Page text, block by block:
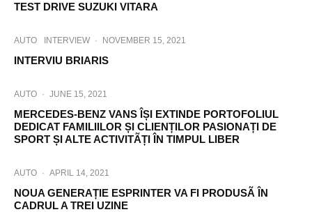
TEST DRIVE SUZUKI VITARA
AUTO INTERVIEW · NOVEMBER 15, 2021
INTERVIU BRIARIS
AUTO · JUNE 15, 2021
MERCEDES-BENZ VANS ÎȘI EXTINDE PORTOFOLIUL
DEDICAT FAMILIILOR ȘI CLIENȚILOR PASIONAȚI DE
SPORT ȘI ALTE ACTIVITÃȚI ÎN TIMPUL LIBER
AUTO · APRIL 14, 2021
NOUA GENERAȚIE ESPRINTER VA FI PRODUSÃ ÎN
CADRUL A TREI UZINE